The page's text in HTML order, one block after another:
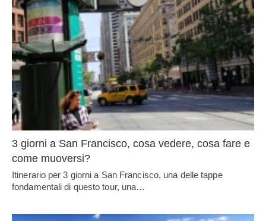
3 giorni a San Francisco, cosa vedere, cosa fare e
come muoversi?
Itinerario per 3 giorni a San Francisco, una delle tappe
fondamentali di questo tour, una…